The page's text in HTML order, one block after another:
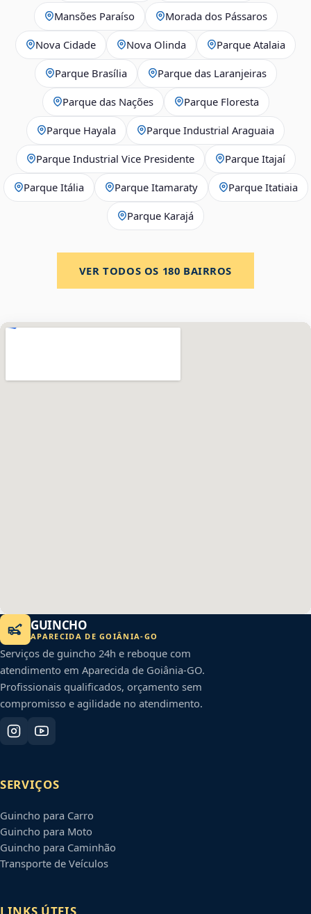
Mansões Paraíso Morada dos Pássaros
Nova Cidade Nova Olinda Parque Atalaia
Parque Brasília Parque das Laranjeiras
Parque das Nações Parque Floresta
Parque Hayala Parque Industrial Araguaia
Parque Industrial Vice Presidente Parque Itajaí
Parque Itália Parque Itamaraty Parque Itatiaia
Parque Karajá
VER TODOS OS 180 BAIRROS
GUINCHO
APARECIDA DE GOIÂNIA-GO
Serviços de guincho 24h e reboque com
atendimento em Aparecida de Goiânia-GO.
Profissionais qualificados, orçamento sem
compromisso e agilidade no atendimento.
SERVIÇOS
Guincho para Carro
Guincho para Moto
Guincho para Caminhão
Transporte de Veículos
LINKS ÚTEIS